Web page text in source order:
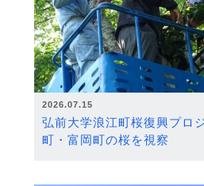
2026.07.15
弘前大学浪江町桜復興プロ
町・富岡町の桜を視察